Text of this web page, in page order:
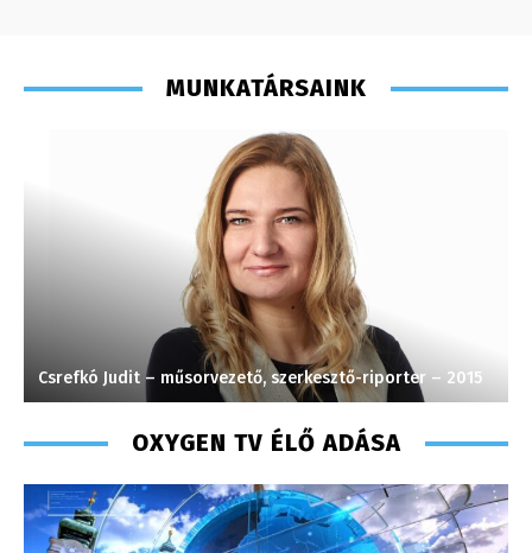
MUNKATÁRSAINK
Csrefkó Judit – műsorvezető, szerkesztő-riporter – 2015
OXYGEN TV ÉLŐ ADÁSA